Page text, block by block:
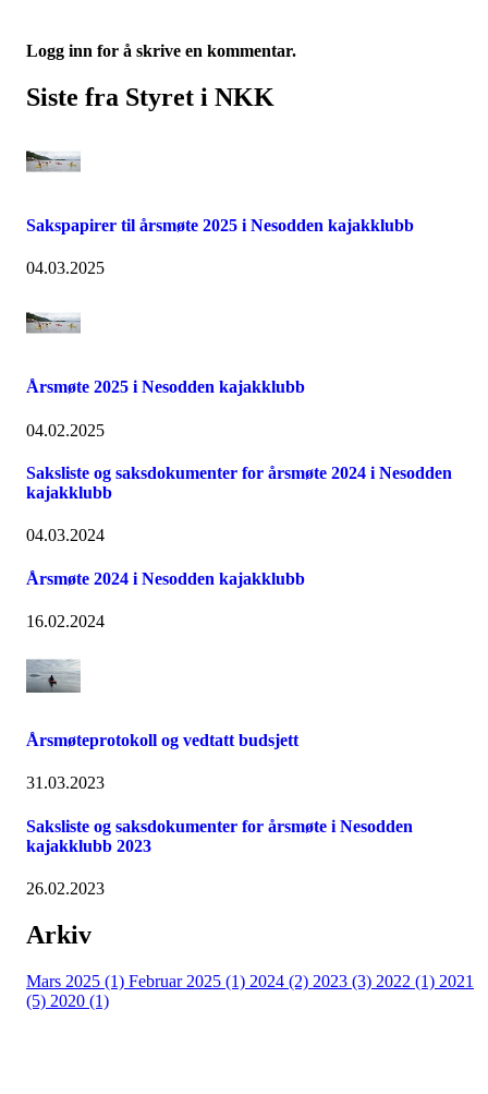
Logg inn for å skrive en kommentar.
Siste fra Styret i NKK
Sakspapirer til årsmøte 2025 i Nesodden kajakklubb
04.03.2025
Årsmøte 2025 i Nesodden kajakklubb
04.02.2025
Saksliste og saksdokumenter for årsmøte 2024 i Nesodden
kajakklubb
04.03.2024
Årsmøte 2024 i Nesodden kajakklubb
16.02.2024
Årsmøteprotokoll og vedtatt budsjett
31.03.2023
Saksliste og saksdokumenter for årsmøte i Nesodden
kajakklubb 2023
26.02.2023
Arkiv
Mars 2025 (1) Februar 2025 (1) 2024 (2) 2023 (3) 2022 (1) 2021
(5) 2020 (1)